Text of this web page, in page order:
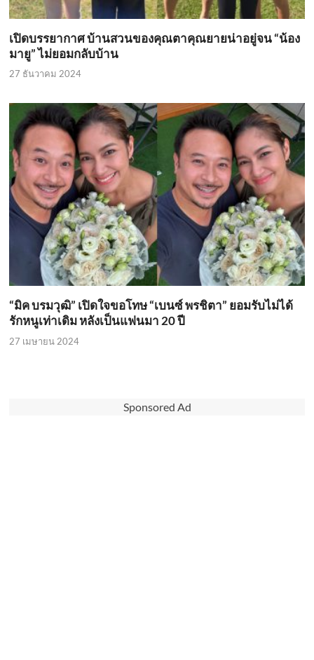
เปิดบรรยากาศ บ้านสวนของคุณตาคุณยายน่าอยู่จน “น้อง
มายู” ไม่ยอมกลับบ้าน
27 ธันวาคม 2024
“มิค บรมวุฒิ” เปิดใจขอโทษ “เบนซ์ พรชิตา” ยอมรับไม่ได้
รักหนูเท่าเดิม หลังเป็นแฟนมา 20 ปี
27 เมษายน 2024
Sponsored Ad